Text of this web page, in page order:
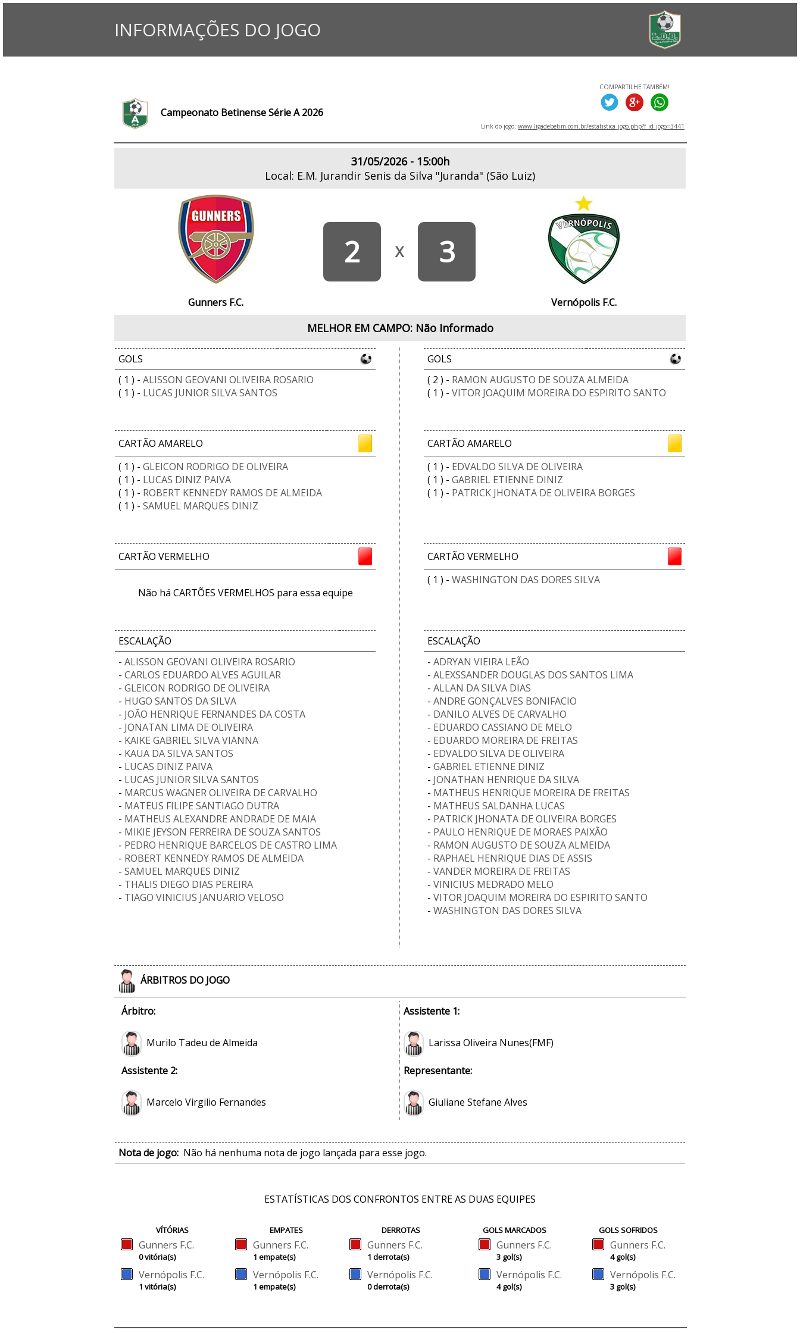
INFORMAÇÕES DO JOGO
Campeonato Betinense Série A 2026
COMPARTILHE TAMBÉM!
Link do jogo: www.ligadebetim.com.br/estatistica_jogo.php?f_id_jogo=3441
31/05/2026 - 15:00h
Local: E.M. Jurandir Senis da Silva "Juranda" (São Luiz)
Gunners F.C.
2 X 3
Vernópolis F.C.
MELHOR EM CAMPO: Não Informado
GOLS
( 1 ) - ALISSON GEOVANI OLIVEIRA ROSARIO
( 1 ) - LUCAS JUNIOR SILVA SANTOS
GOLS
( 2 ) - RAMON AUGUSTO DE SOUZA ALMEIDA
( 1 ) - VITOR JOAQUIM MOREIRA DO ESPIRITO SANTO
CARTÃO AMARELO
( 1 ) - GLEICON RODRIGO DE OLIVEIRA
( 1 ) - LUCAS DINIZ PAIVA
( 1 ) - ROBERT KENNEDY RAMOS DE ALMEIDA
( 1 ) - SAMUEL MARQUES DINIZ
CARTÃO AMARELO
( 1 ) - EDVALDO SILVA DE OLIVEIRA
( 1 ) - GABRIEL ETIENNE DINIZ
( 1 ) - PATRICK JHONATA DE OLIVEIRA BORGES
CARTÃO VERMELHO
Não há CARTÕES VERMELHOS para essa equipe
CARTÃO VERMELHO
( 1 ) - WASHINGTON DAS DORES SILVA
ESCALAÇÃO
- ALISSON GEOVANI OLIVEIRA ROSARIO
- CARLOS EDUARDO ALVES AGUILAR
- GLEICON RODRIGO DE OLIVEIRA
- HUGO SANTOS DA SILVA
- JOÃO HENRIQUE FERNANDES DA COSTA
- JONATAN LIMA DE OLIVEIRA
- KAIKE GABRIEL SILVA VIANNA
- KAUA DA SILVA SANTOS
- LUCAS DINIZ PAIVA
- LUCAS JUNIOR SILVA SANTOS
- MARCUS WAGNER OLIVEIRA DE CARVALHO
- MATEUS FILIPE SANTIAGO DUTRA
- MATHEUS ALEXANDRE ANDRADE DE MAIA
- MIKIE JEYSON FERREIRA DE SOUZA SANTOS
- PEDRO HENRIQUE BARCELOS DE CASTRO LIMA
- ROBERT KENNEDY RAMOS DE ALMEIDA
- SAMUEL MARQUES DINIZ
- THALIS DIEGO DIAS PEREIRA
- TIAGO VINICIUS JANUARIO VELOSO
ESCALAÇÃO
- ADRYAN VIEIRA LEÃO
- ALEXSSANDER DOUGLAS DOS SANTOS LIMA
- ALLAN DA SILVA DIAS
- ANDRE GONÇALVES BONIFACIO
- DANILO ALVES DE CARVALHO
- EDUARDO CASSIANO DE MELO
- EDUARDO MOREIRA DE FREITAS
- EDVALDO SILVA DE OLIVEIRA
- GABRIEL ETIENNE DINIZ
- JONATHAN HENRIQUE DA SILVA
- MATHEUS HENRIQUE MOREIRA DE FREITAS
- MATHEUS SALDANHA LUCAS
- PATRICK JHONATA DE OLIVEIRA BORGES
- PAULO HENRIQUE DE MORAES PAIXÃO
- RAMON AUGUSTO DE SOUZA ALMEIDA
- RAPHAEL HENRIQUE DIAS DE ASSIS
- VANDER MOREIRA DE FREITAS
- VINICIUS MEDRADO MELO
- VITOR JOAQUIM MOREIRA DO ESPIRITO SANTO
- WASHINGTON DAS DORES SILVA
ÁRBITROS DO JOGO
Árbitro:
Murilo Tadeu de Almeida
Assistente 1:
Larissa Oliveira Nunes(FMF)
Assistente 2:
Marcelo Virgilio Fernandes
Representante:
Giuliane Stefane Alves
Nota de jogo: Não há nenhuma nota de jogo lançada para esse jogo.
ESTATÍSTICAS DOS CONFRONTOS ENTRE AS DUAS EQUIPES
VÍTÓRIAS
Gunners F.C.
0 vitória(s)
Vernópolis F.C.
1 vitória(s)
EMPATES
Gunners F.C.
1 empate(s)
Vernópolis F.C.
1 empate(s)
DERROTAS
Gunners F.C.
1 derrota(s)
Vernópolis F.C.
0 derrota(s)
GOLS MARCADOS
Gunners F.C.
3 gol(s)
Vernópolis F.C.
4 gol(s)
GOLS SOFRIDOS
Gunners F.C.
4 gol(s)
Vernópolis F.C.
3 gol(s)